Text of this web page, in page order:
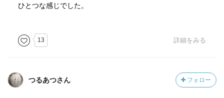
ひとつな感じでした。
13 詳細をみる
つるあつさん フォロー